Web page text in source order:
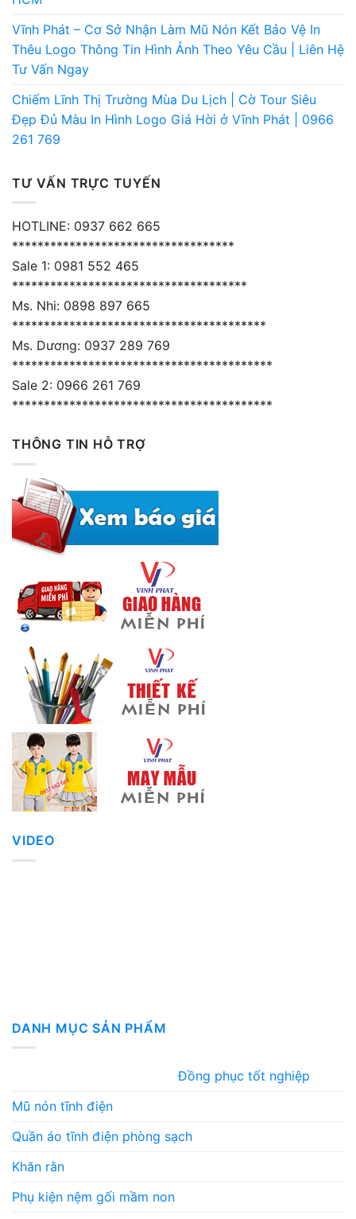
Vĩnh Phát – Cơ Sở Nhận Làm Mũ Nón Kết Bảo Vệ In
Thêu Logo Thông Tin Hình Ảnh Theo Yêu Cầu | Liên Hệ
Tư Vấn Ngay
Chiếm Lĩnh Thị Trường Mùa Du Lịch | Cờ Tour Siêu
Đẹp Đủ Màu In Hình Logo Giá Hời ở Vĩnh Phát | 0966
261 769
TƯ VẤN TRỰC TUYẾN
HOTLINE: 0937 662 665
***********************************
Sale 1: 0981 552 465
*************************************
Ms. Nhi: 0898 897 665
****************************************
Ms. Dương: 0937 289 769
*****************************************
Sale 2: 0966 261 769
*****************************************
THÔNG TIN HỖ TRỢ
VIDEO
DANH MỤC SẢN PHẨM
Đồng phục tốt nghiệp
Mũ nón tĩnh điện
Quần áo tĩnh điện phòng sạch
Khăn rằn
Phụ kiện nệm gối mầm non